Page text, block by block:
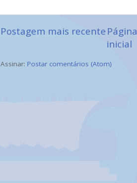
Postagem mais recentePágina
inicial
Assinar: Postar comentários (Atom)